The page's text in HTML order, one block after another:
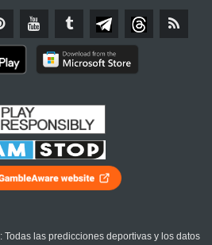
: Todas las predicciones deportivas y los datos